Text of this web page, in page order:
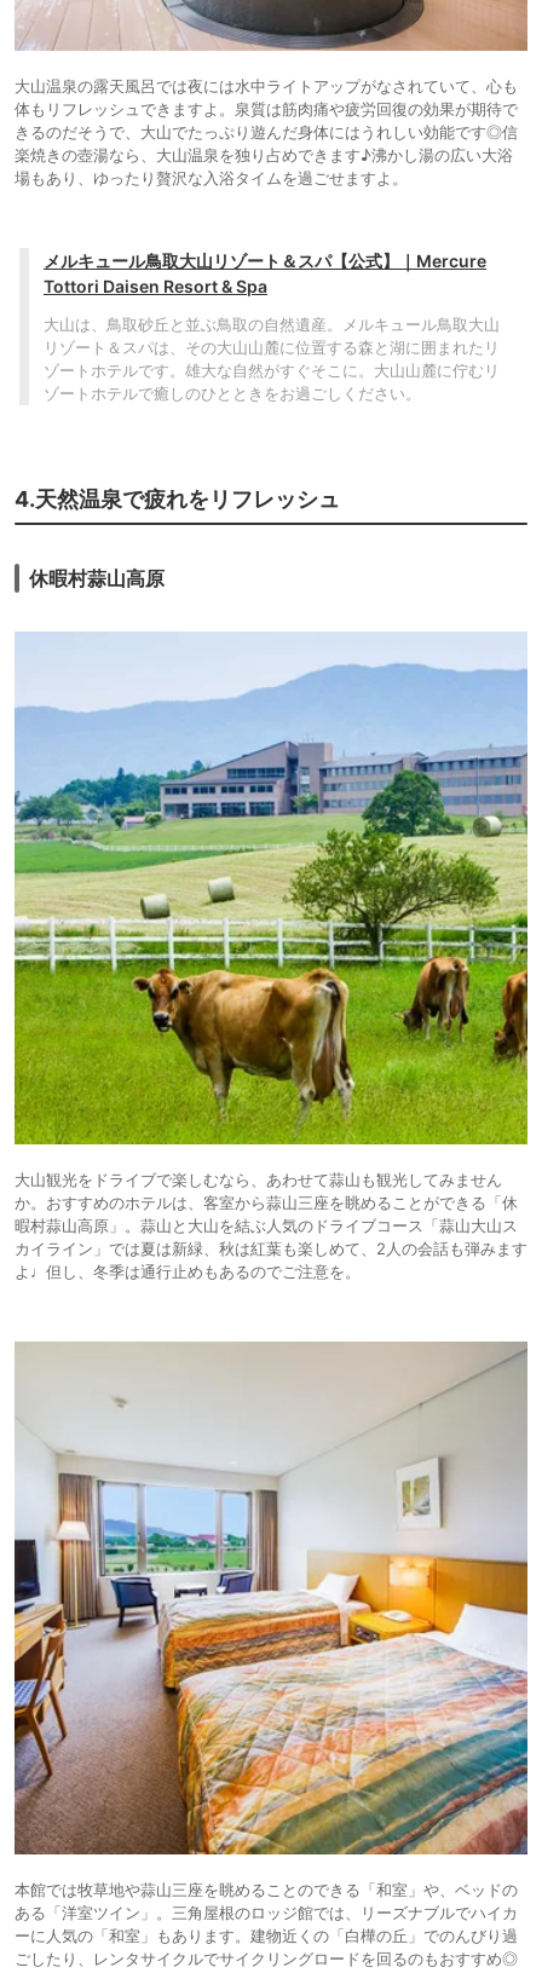
大山温泉の露天風呂では夜には水中ライトアップがなされていて、心も
体もリフレッシュできますよ。泉質は筋肉痛や疲労回復の効果が期待で
きるのだそうで、大山でたっぷり遊んだ身体にはうれしい効能です◎信
楽焼きの壺湯なら、大山温泉を独り占めできます♪沸かし湯の広い大浴
場もあり、ゆったり贅沢な入浴タイムを過ごせますよ。
メルキュール鳥取大山リゾート＆スパ【公式】｜Mercure
Tottori Daisen Resort & Spa
大山は、鳥取砂丘と並ぶ鳥取の自然遺産。メルキュール鳥取大山
リゾート＆スパは、その大山山麓に位置する森と湖に囲まれたリ
ゾートホテルです。雄大な自然がすぐそこに。大山山麓に佇むリ
ゾートホテルで癒しのひとときをお過ごしください。
4.天然温泉で疲れをリフレッシュ
休暇村蒜山高原
大山観光をドライブで楽しむなら、あわせて蒜山も観光してみません
か。おすすめのホテルは、客室から蒜山三座を眺めることができる「休
暇村蒜山高原」。蒜山と大山を結ぶ人気のドライブコース「蒜山大山ス
カイライン」では夏は新緑、秋は紅葉も楽しめて、2人の会話も弾みます
よ♩但し、冬季は通行止めもあるのでご注意を。
本館では牧草地や蒜山三座を眺めることのできる「和室」や、ベッドの
ある「洋室ツイン」。三角屋根のロッジ館では、リーズナブルでハイカ
ーに人気の「和室」もあります。建物近くの「白樺の丘」でのんびり過
ごしたり、レンタサイクルでサイクリングロードを回るのもおすすめ◎